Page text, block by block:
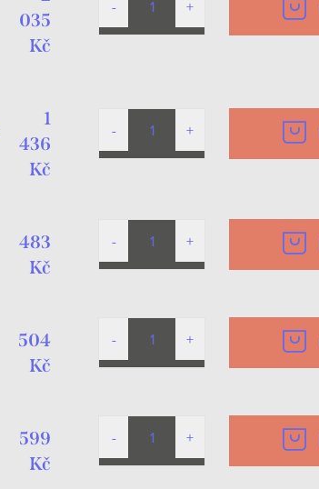
035
Kč
1
436
Kč
483
Kč
504
Kč
599
Kč